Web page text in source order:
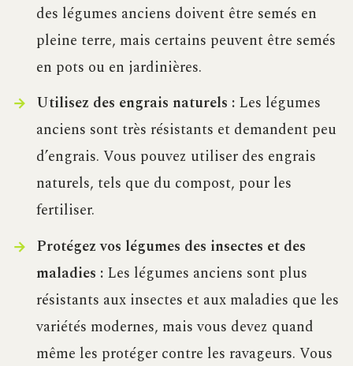
des légumes anciens doivent être semés en
pleine terre, mais certains peuvent être semés
en pots ou en jardinières.
Utilisez des engrais naturels :Les légumes
anciens sont très résistants et demandent peu
d’engrais. Vous pouvez utiliser des engrais
naturels, tels que du compost, pour les
fertiliser.
Protégez vos légumes des insectes et des
maladies :Les légumes anciens sont plus
résistants aux insectes et aux maladies que les
variétés modernes, mais vous devez quand
même les protéger contre les ravageurs. Vous